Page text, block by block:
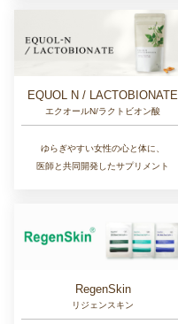
EQUOL N / LACTOBIONATE
エクオールN/ラクトビオン酸
ゆらぎやすい女性の心と体に、
医師と共同開発したサプリメント
RegenSkin
リジェンスキン